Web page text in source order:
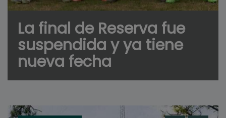
La final de Reserva fue
suspendida y ya tiene
nueva fecha